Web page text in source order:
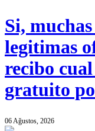
Si,
legitimas
recibo
gratuito
06 Ağustos, 2026